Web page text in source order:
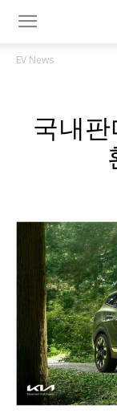
EV News
국내